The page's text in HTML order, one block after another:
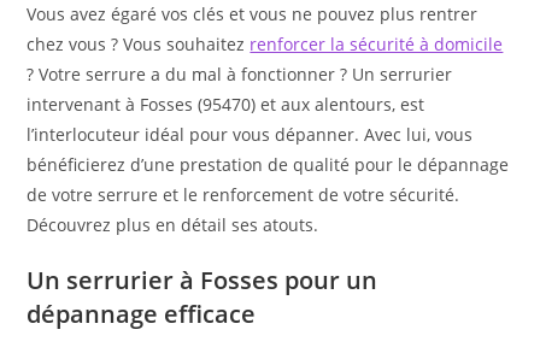
Vous avez égaré vos clés et vous ne pouvez plus rentrer
chez vous ? Vous souhaitez renforcer la sécurité à domicile
? Votre serrure a du mal à fonctionner ? Un serrurier
intervenant à Fosses (95470) et aux alentours, est
l’interlocuteur idéal pour vous dépanner. Avec lui, vous
bénéficierez d’une prestation de qualité pour le dépannage
de votre serrure et le renforcement de votre sécurité.
Découvrez plus en détail ses atouts.
Un serrurier à Fosses pour un
dépannage efficace